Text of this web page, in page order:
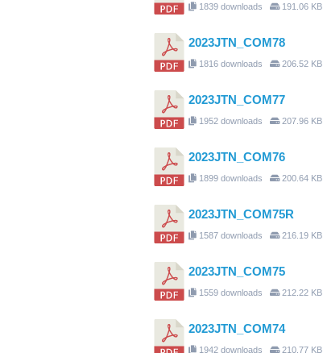
1839 downloads 191.06 KB
2023JTN_COM78
1816 downloads 206.52 KB
2023JTN_COM77
1952 downloads 207.96 KB
2023JTN_COM76
1899 downloads 200.64 KB
2023JTN_COM75R
1587 downloads 216.19 KB
2023JTN_COM75
1559 downloads 212.22 KB
2023JTN_COM74
1942 downloads 210.77 KB